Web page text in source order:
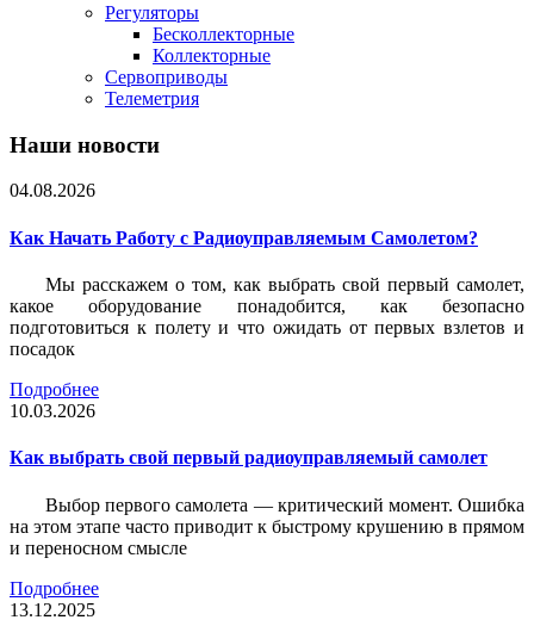
Регуляторы
Бесколлекторные
Коллекторные
Сервоприводы
Телеметрия
Наши новости
04.08.2026
Как Начать Работу с Радиоуправляемым Самолетом?
Мы расскажем о том, как выбрать свой первый самолет,
какое оборудование понадобится, как безопасно
подготовиться к полету и что ожидать от первых взлетов и
посадок
Подробнее
10.03.2026
Как выбрать свой первый радиоуправляемый самолет
Выбор первого самолета — критический момент. Ошибка
на этом этапе часто приводит к быстрому крушению в прямом
и переносном смысле
Подробнее
13.12.2025